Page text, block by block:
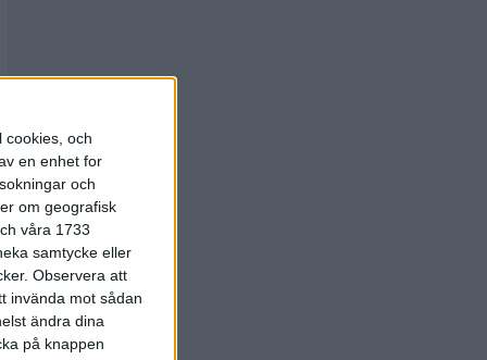
cookies, och
en enhet for
och
om geografisk
våra 1733
samtycke eller
Observera att
invända mot sådan
ändra dina
på knappen